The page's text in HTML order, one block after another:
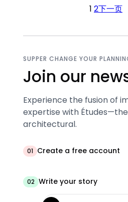
1 2下一页
SUPPER CHANGE YOUR
Join our
Experience the fusion of
expertise with
architectural.
01 Create a free account
02 Write your story